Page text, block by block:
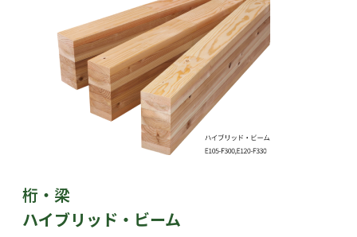
桁・梁
ハイブリッド・ビーム